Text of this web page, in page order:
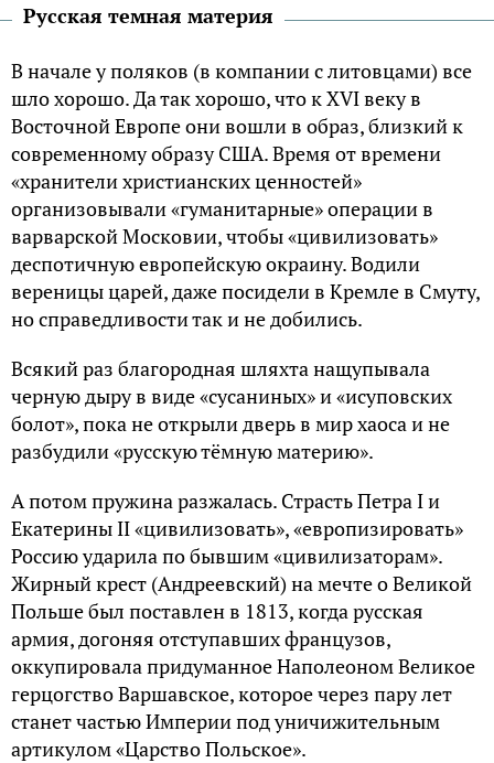
Русская темная материя
В начале у поляков (в компании с литовцами) все
шло хорошо. Да так хорошо, что к XVI веку в
Восточной Европе они вошли в образ, близкий к
современному образу США. Время от времени
«хранители христианских ценностей»
организовывали «гуманитарные» операции в
варварской Московии, чтобы «цивилизовать»
деспотичную европейскую окраину. Водили
вереницы царей, даже посидели в Кремле в Смуту,
но справедливости так и не добились.
Всякий раз благородная шляхта нащупывала
черную дыру в виде «сусаниных» и «исуповских
болот», пока не открыли дверь в мир хаоса и не
разбудили «русскую тёмную материю».
А потом пружина разжалась. Страсть Петра I и
Екатерины II «цивилизовать», «европизировать»
Россию ударила по бывшим «цивилизаторам».
Жирный крест (Андреевский) на мечте о Великой
Польше был поставлен в 1813, когда русская
армия, догоняя отступавших французов,
оккупировала придуманное Наполеоном Великое
герцогство Варшавское, которое через пару лет
станет частью Империи под уничижительным
артикулом «Царство Польское».